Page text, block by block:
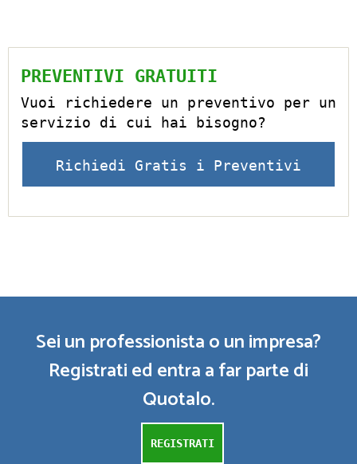
PREVENTIVI GRATUITI
Vuoi richiedere un preventivo per un
servizio di cui hai bisogno?
Richiedi Gratis i Preventivi
Sei un professionista o un impresa?
Registrati ed entra a far parte di
Quotalo.
REGISTRATI